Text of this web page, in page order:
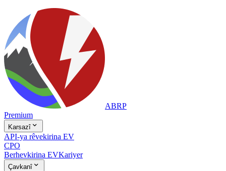
ABRP
Premium
Karsazî 
API-ya rêvekirina EV
CPO
Berhevkirina EVKariyer
Çavkanî 